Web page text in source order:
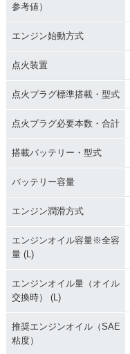
参考値）
エンジン始動方式
点火装置
点火プラグ標準搭載・型式
点火プラグ必要本数・合計
搭載バッテリー・型式
バッテリー容量
エンジン潤滑方式
エンジンオイル容量※全容
量 (L)
エンジンオイル量（オイル
交換時） (L)
推奨エンジンオイル（SAE
粘度）